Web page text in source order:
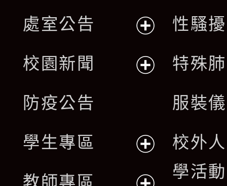
處室公告
開
單
校園新聞
選
單
防疫公告
學生專區
教師專區
性騷
特殊
服裝
校外
學活